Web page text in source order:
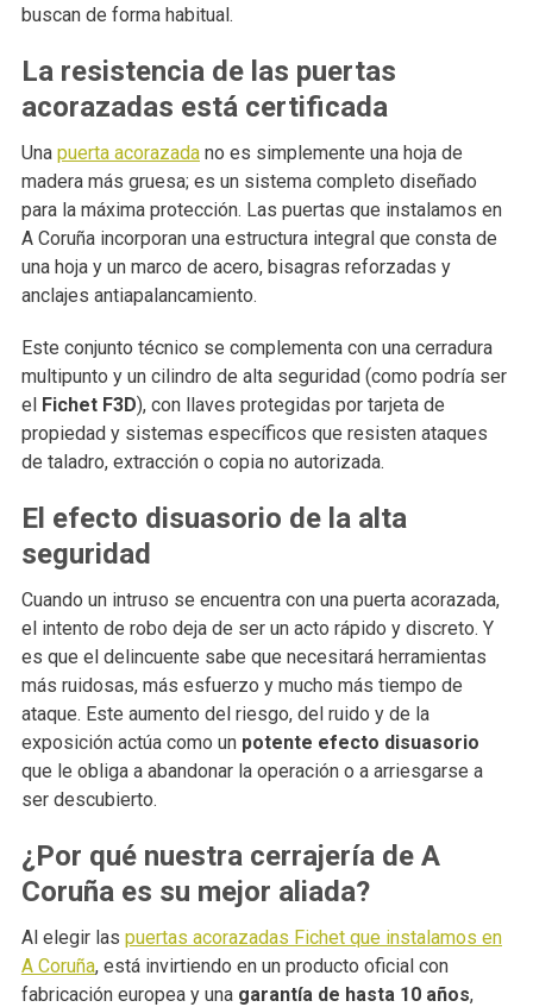
buscan de forma habitual.
La resistencia de las puertas
acorazadas está certificada
Una puerta acorazadano es simplemente una hoja de
madera más gruesa; es un sistema completo diseñado
para la máxima protección. Las puertas que instalamos en
A Coruña incorporan una estructura integral que consta de
una hoja y un marco de acero, bisagras reforzadas y
anclajes antiapalancamiento.
Este conjunto técnico se complementa con una cerradura
multipunto y un cilindro de alta seguridad (como podría ser
el
Fichet F3D), con llaves protegidas por tarjeta de
propiedad y sistemas específicos que resisten ataques
de taladro, extracción o copia no autorizada.
El efecto disuasorio de la alta
seguridad
Cuando un intruso se encuentra con una puerta acorazada,
el intento de robo deja de ser un acto rápido y discreto. Y
es que el delincuente sabe que necesitará herramientas
más ruidosas, más esfuerzo y mucho más tiempo de
ataque. Este aumento del riesgo, del ruido y de la
exposición actúa como un potente efecto disuasorio
que le obliga a abandonar la operación o a arriesgarse a
ser descubierto.
¿Por qué nuestra cerrajería de A
Coruña es su mejor aliada?
Al elegir las puertas acorazadas Fichet que instalamos en
A Coruña, está invirtiendo en un producto oficial con
fabricación europea y una garantía de hasta 10 años,